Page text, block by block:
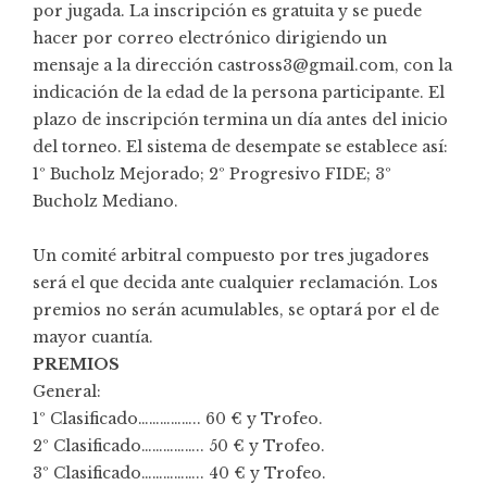
por jugada. La inscripción es gratuita y se puede
hacer por correo electrónico dirigiendo un
mensaje a la dirección castross3@gmail.com, con la
indicación de la edad de la persona participante. El
plazo de inscripción termina un día antes del inicio
del torneo. El sistema de desempate se establece así:
1º Bucholz Mejorado; 2º Progresivo FIDE; 3º
Bucholz Mediano.
Un comité arbitral compuesto por tres jugadores
será el que decida ante cualquier reclamación. Los
premios no serán acumulables, se optará por el de
mayor cuantía.
PREMIOS
General:
1º Clasificado…………….. 60 € y Trofeo.
2º Clasificado…………….. 50 € y Trofeo.
3º Clasificado…………….. 40 € y Trofeo.